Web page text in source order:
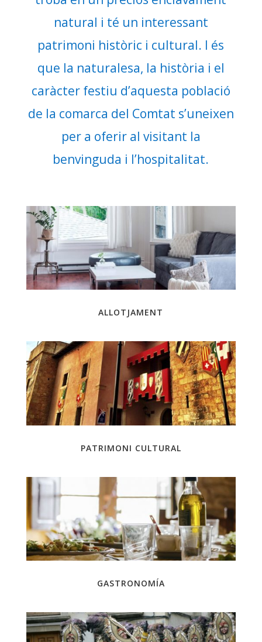
natural i té un interessant
patrimoni històric i cultural. I és
que la naturalesa, la història i el
caràcter festiu d’aquesta població
de la comarca del Comtat s’uneixen
per a oferir al visitant la
benvinguda i l’hospitalitat.
ALLOTJAMENT
PATRIMONI CULTURAL
GASTRONOMÍA